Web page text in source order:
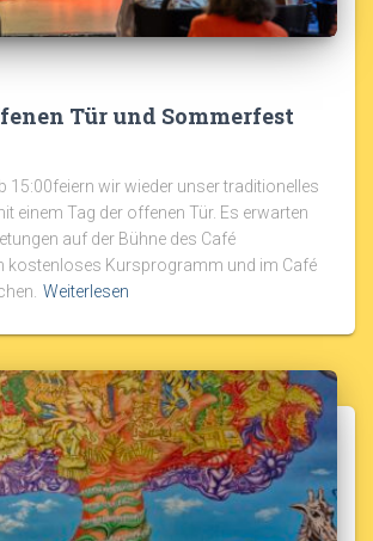
Tür und Sommerfest
15:00feiern wir wieder unser traditionelles
einem Tag der offenen Tür. Es erwarten
auf der Bühne des Café
kostenloses Kursprogramm und im Café
Weiterlesen